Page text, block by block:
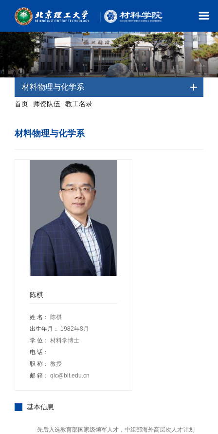
材料物理与化学系
首页 师资队伍 教工名录
材料物理与化学系
陈棋
姓 名：
陈棋
出生年月：
1982年8月
学 位： 材料学博士
电 话：
职 称： 教授
邮 箱： qic@bit.edu.cn
基本信息
先后入选教育部国家级领军人才，中组部海外高层次人才计划